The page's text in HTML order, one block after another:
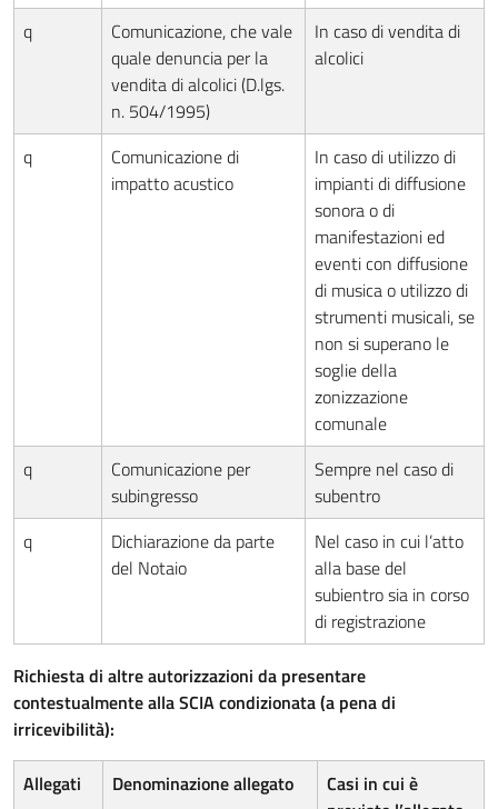
q
Comunicazione, che vale
quale denuncia per la
vendita di alcolici (D.lgs.
n. 504/1995)
In caso di vendita di
alcolici
q
Comunicazione di
impatto acustico
In caso di utilizzo di
impianti di diffusione
sonora o di
manifestazioni ed
eventi con diffusione
di musica o utilizzo di
strumenti musicali, se
non si superano le
soglie della
zonizzazione
comunale
q
Comunicazione per
subingresso
Sempre nel caso di
subentro
q
Dichiarazione da parte
del Notaio
Nel caso in cui l’atto
alla base del
subientro sia in corso
di registrazione
Richiesta di altre autorizzazioni da presentare
contestualmente alla SCIA condizionata (a pena di
irricevibilità):
Allegati Denominazione allegato
Casi in cui è